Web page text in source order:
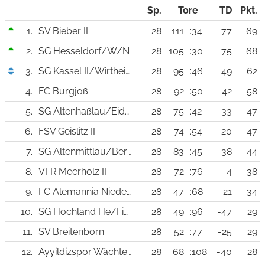
Sp. Tore TD
Pkt.
1. SV Bieber II 28 111 :34 77
69
2. SG Hesseldorf/W/N 28 105 :30 75
68
3.
SG Kassel II/Wirtheim II 28 95 :46 49
62
4.
FC Burgjoß 28 92 :50 42
58
5.
SG Altenhaßlau/Eidengesäß II 28 75 :42 33
47
6.
FSV Geislitz II 28 74 :54 20
47
7.
SG Altenmittlau/Bernbach II 28 83 :45 38
44
8. VFR Meerholz II 28 72 :76 -4
38
9.
FC Alemannia Niedermittlau 28 47 :68 -21
34
10.
SG Hochland He/Fi/Bu II 28 49 :96 -47
29
11. SV Breitenborn 28 52 :77 -25
29
12.
Ayyildizspor Wächtersbach II 28 68 :108 -40
28